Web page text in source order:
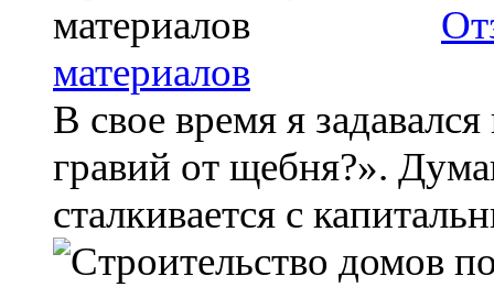
материалов
В свое время я
гравий от щебня?».
сталкивается с